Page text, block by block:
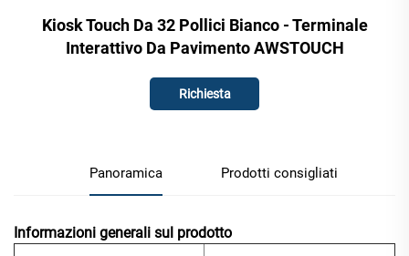
Kiosk Touch Da 32 Pollici Bianco - Terminale
Interattivo Da Pavimento AWSTOUCH
Richiesta
Panoramica Prodotti consigliati
Informazioni generali sul prodotto